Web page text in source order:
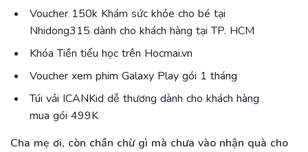
Voucher 150k Khám sức khỏe cho bé tại
Nhidong315 dành cho khách hàng tại TP. HCM
Khóa Tiền tiểu học trên Hocmai.vn
Voucher xem phim Galaxy Play gói 1 tháng
Túi vải ICANKid dễ thương dành cho khách hàng
mua gói 499K
Cha mẹ ơi, còn chần chừ gì mà chưa vào nhận quà cho